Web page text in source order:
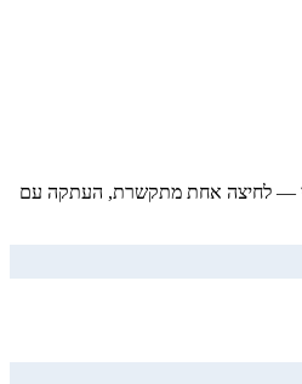
— לחיצה אחת מתקשרת, העתקה עם